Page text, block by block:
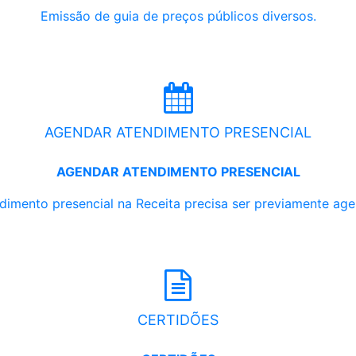
Emissão de guia de preços públicos diversos.
AGENDAR ATENDIMENTO PRESENCIAL
AGENDAR ATENDIMENTO PRESENCIAL
presencial na Receita precisa ser previamente
CERTIDÕES